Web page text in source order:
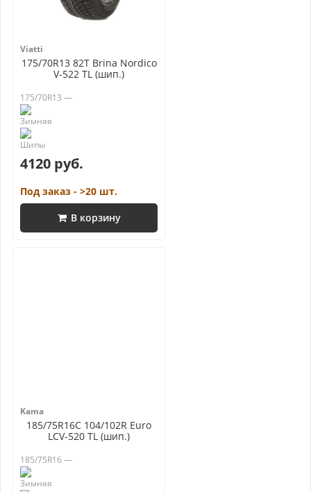
Viatti
175/70R13 82T Brina Nordico
V-522 TL (шип.)
175/70R13 —
4120 руб.
Под заказ - >20 шт.
В корзину
Kama
185/75R16C 104/102R Euro
LCV-520 TL (шип.)
185/75R16 —